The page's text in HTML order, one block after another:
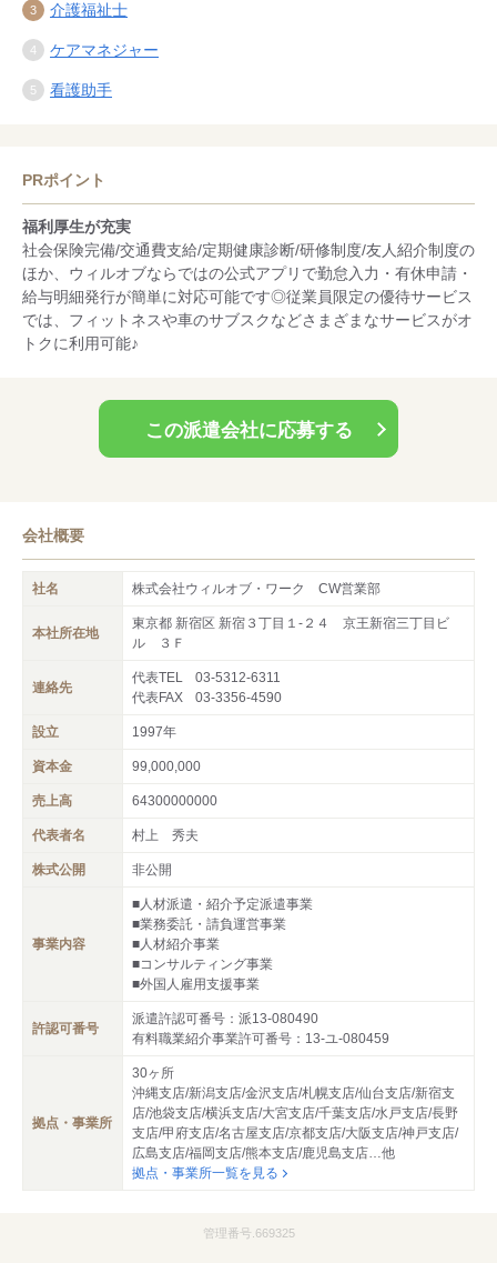
介護福祉士
ケアマネジャー
看護助手
PRポイント
福利厚生が充実
社会保険完備/交通費支給/定期健康診断/研修制度/友人紹介制度の
ほか、ウィルオブならではの公式アプリで勤怠入力・有休申請・
給与明細発行が簡単に対応可能です◎従業員限定の優待サービス
では、フィットネスや車のサブスクなどさまざまなサービスがオ
トクに利用可能♪
この派遣会社に応募する
会社概要
社名 株式会社ウィルオブ・ワーク CW営業部
本社所在地
東京都 新宿区 新宿３丁目１‐２４ 京王新宿三丁目ビ
ル ３Ｆ
連絡先
代表TEL
03-5312-6311
代表FAX
03-3356-4590
設立 1997年
資本金 99,000,000
売上高 64300000000
代表者名 村上 秀夫
株式公開 非公開
事業内容
■人材派遣・紹介予定派遣事業
■業務委託・請負運営事業
■人材紹介事業
■コンサルティング事業
■外国人雇用支援事業
許認可番号
派遣許認可番号：派13-080490
有料職業紹介事業許可番号：13-ユ-080459
拠点・事業所
30ヶ所
沖縄支店/新潟支店/金沢支店/札幌支店/仙台支店/新宿支
店/池袋支店/横浜支店/大宮支店/千葉支店/水戸支店/長野
支店/甲府支店/名古屋支店/京都支店/大阪支店/神戸支店/
広島支店/福岡支店/熊本支店/鹿児島支店…他
拠点・事業所一覧を見る
管理番号.669325